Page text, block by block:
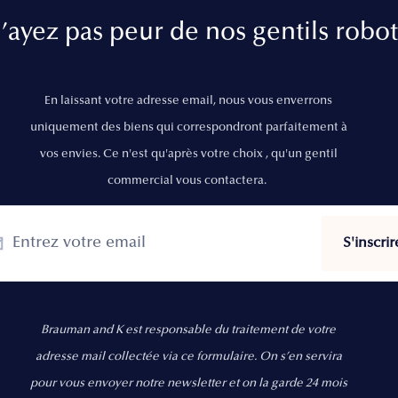
pas peur de nos gentils
En laissant votre adresse email, nous vous enverrons
uniquement des biens qui correspondront parfaitement à
vos envies. Ce n'est qu'après votre choix , qu'un gentil
commercial vous contactera.
Brauman and K est responsable du traitement de votre
adresse mail collectée via ce formulaire. On s’en servira
pour vous envoyer notre newsletter et on la garde 24 mois